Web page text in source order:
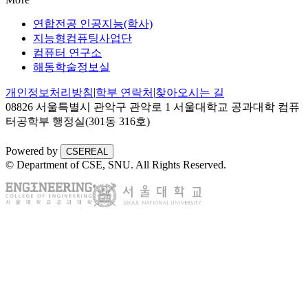
연합전공 인공지능(학사)
지능형컴퓨팅사업단
컴퓨터 연구소
해동학술정보실
개인정보처리방침|학부 연락처 |찾아오시는 길
08826 서울특별시 관악구 관악로 1 서울대학교 공과대학 컴퓨
터공학부 행정실(301동 316호)
Powered by CSEREAL
© Department of CSE, SNU. All Rights Reserved.